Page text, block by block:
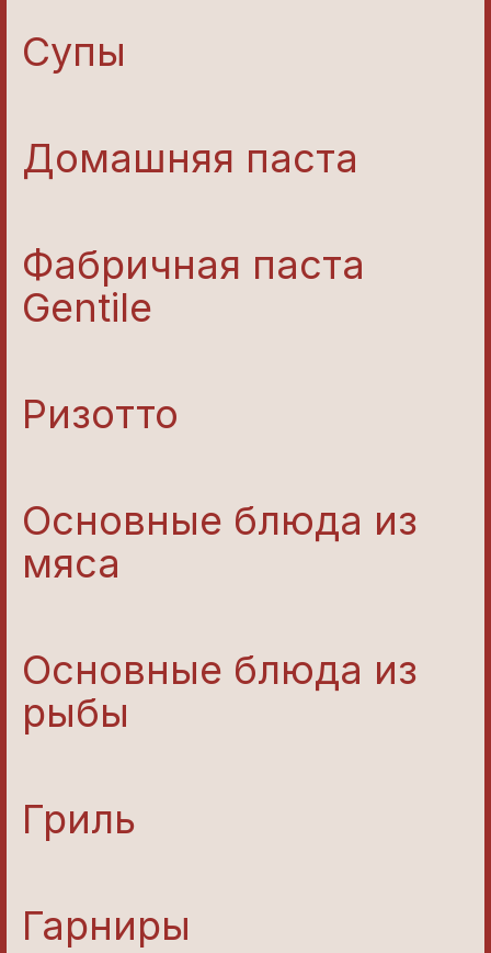
Супы
Домашняя паста
Фабричная паста
Gentile
Ризотто
Основные блюда из
мяса
Основные блюда из
рыбы
Гриль
Гарниры